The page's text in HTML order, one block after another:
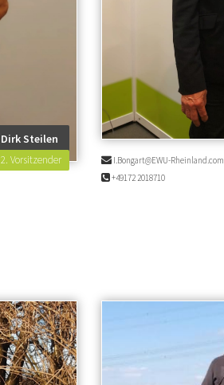
Dirk Steilen
2. Vorsitzender
I.Bongart@EWU-Rheinland.com
+49172 2018710